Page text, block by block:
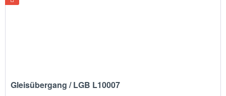
Gleisübergang / LGB L10007